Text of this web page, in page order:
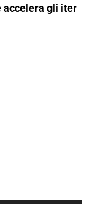
accelera gli iter